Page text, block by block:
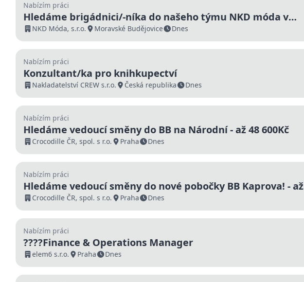
Nabízím práci
Hledáme brigádnici/-níka do našeho týmu NKD móda v
Moravských Budějovicích
NKD Móda, s.r.o. Moravské Budějovice Dnes
Nabízím práci
Konzultant/ka pro knihkupectví
Nakladatelství CREW s.r.o. Česká republika Dnes
Nabízím práci
Hledáme vedoucí směny do BB na Národní - až 48 600Kč
Crocodille ČR, spol. s r.o. Praha Dnes
Nabízím práci
Hledáme vedoucí směny do nové pobočky BB Kaprova! - až
48 600 Kč
Crocodille ČR, spol. s r.o. Praha Dnes
Nabízím práci
????Finance & Operations Manager
elem6 s.r.o. Praha Dnes